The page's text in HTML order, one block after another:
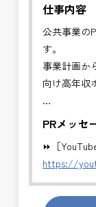
仕事内容
公共事業の
す。
事業計画か
向け高年収
✅PM業務
担当します
・全体スケ
・発注方式
・CM・設
PRメッセ
⏩［
https://
発注者側